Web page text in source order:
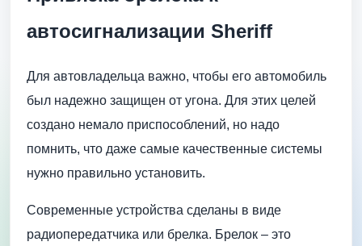
автосигнализации Sheriff
Для автовладельца важно, чтобы его автомобиль
был надежно защищен от угона. Для этих целей
создано немало приспособлений, но надо
помнить, что даже самые качественные системы
нужно правильно установить.
Современные устройства сделаны в виде
радиопередатчика или брелка. Брелок – это